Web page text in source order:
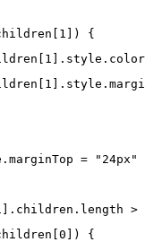
{
= "24px"
{